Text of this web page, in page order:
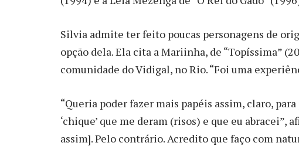
Silvia admite ter feito poucas personagens de
opção dela. Ela cita a Mariinha, de “Topíssima”
comunidade do Vidigal, no Rio. “Foi uma
“Queria poder fazer mais papéis assim, claro,
‘chique’ que me deram (risos) e que eu abracei”,
assim]. Pelo contrário. Acredito que faço com